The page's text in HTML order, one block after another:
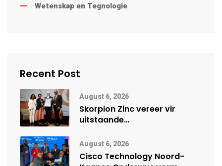
Wetenskap en Tegnologie
Recent Post
August 6, 2026
Skorpion Zinc vereer vir
uitstaande
Namibië Mynbou Ekspo
August 6, 2026
Cisco Technology Noord-